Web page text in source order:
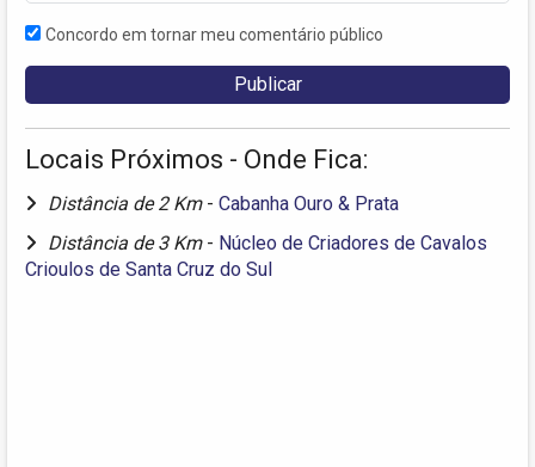
Concordo em tornar meu comentário público
Locais Próximos - Onde Fica:
Distância de 2 Km - Cabanha Ouro & Prata
Distância de 3 Km - Núcleo de Criadores de Cavalos
Crioulos de Santa Cruz do Sul